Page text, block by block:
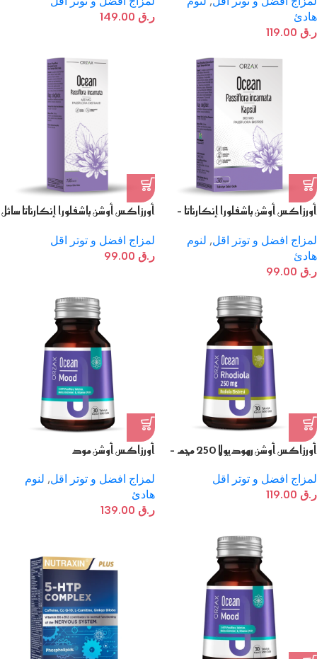
هادئ
ر.ق
ر.ق
أورزاكس أوشن باشفلورا إنكارناتا –
لمزاج افضل و توتر اقل, لنوم
هادئ
ر.ق
أورزاكس أوشن باشفلورا إنكارناتا سائل
لمزاج افضل و توتر اقل
ر.ق
أورزاكس أوشن رهوديولا 250 مجم –
لمزاج افضل و توتر اقل
ر.ق
أورزاكس أوشن مود
لمزاج افضل و توتر اقل, لنوم
هادئ
ر.ق